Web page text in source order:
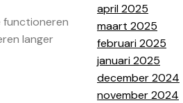
functioneren
langer
april 2025
maart 2025
februari 2025
januari 2025
december 2024
november 2024